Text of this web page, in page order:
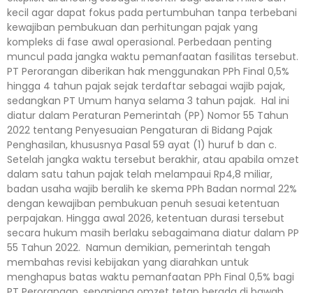
kecil agar dapat fokus pada pertumbuhan tanpa terbebani
kewajiban pembukuan dan perhitungan pajak yang
kompleks di fase awal operasional. Perbedaan penting
muncul pada jangka waktu pemanfaatan fasilitas tersebut.
PT Perorangan diberikan hak menggunakan PPh Final 0,5%
hingga 4 tahun pajak sejak terdaftar sebagai wajib pajak,
sedangkan PT Umum hanya selama 3 tahun pajak. Hal ini
diatur dalam Peraturan Pemerintah (PP) Nomor 55 Tahun
2022 tentang Penyesuaian Pengaturan di Bidang Pajak
Penghasilan, khususnya Pasal 59 ayat (1) huruf b dan c.
Setelah jangka waktu tersebut berakhir, atau apabila omzet
dalam satu tahun pajak telah melampaui Rp4,8 miliar,
badan usaha wajib beralih ke skema PPh Badan normal 22%
dengan kewajiban pembukuan penuh sesuai ketentuan
perpajakan. Hingga awal 2026, ketentuan durasi tersebut
secara hukum masih berlaku sebagaimana diatur dalam PP
55 Tahun 2022. Namun demikian, pemerintah tengah
membahas revisi kebijakan yang diarahkan untuk
menghapus batas waktu pemanfaatan PPh Final 0,5% bagi